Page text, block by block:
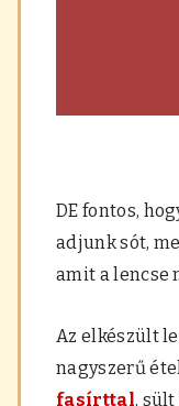
DE fontos,
adjunk sót,
amit a lencse
Az elkészült
nagyszerű
fasírttal,